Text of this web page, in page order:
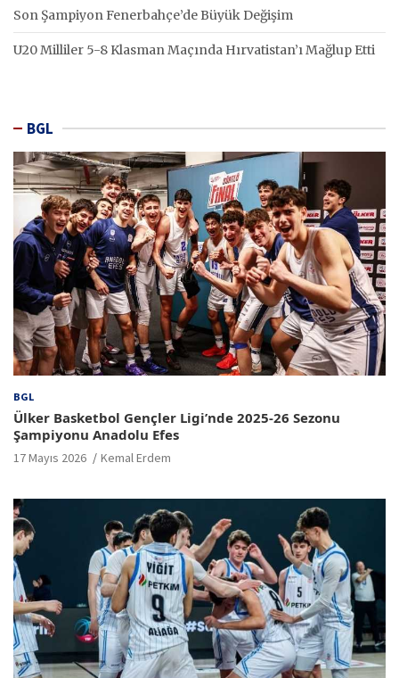
Son Şampiyon Fenerbahçe’de Büyük Değişim
U20 Milliler 5-8 Klasman Maçında Hırvatistan’ı Mağlup Etti
BGL
BGL
Ülker Basketbol Gençler Ligi’nde 2025-26 Sezonu
Şampiyonu Anadolu Efes
17 Mayıs 2026 Kemal Erdem